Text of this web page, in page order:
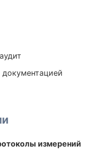
измерений